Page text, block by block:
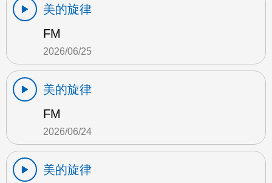
美的旋律
FM
2026/06/25
美的旋律
FM
2026/06/24
美的旋律